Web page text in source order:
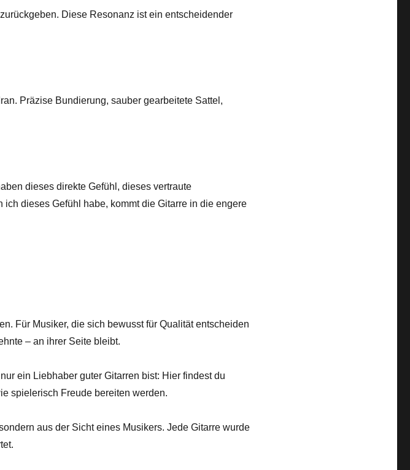
Diese Resonanz ist ein entscheidender
Präzise Bundierung, sauber gearbeitete Sattel,
dieses direkte Gefühl, dieses vertraute
dieses Gefühl habe, kommt die Gitarre in die engere
Für Musiker, die sich bewusst für Qualität entscheiden
– an ihrer Seite bleibt.
ein Liebhaber guter Gitarren bist: Hier findest du
spielerisch Freude bereiten werden.
aus der Sicht eines Musikers. Jede Gitarre wurde